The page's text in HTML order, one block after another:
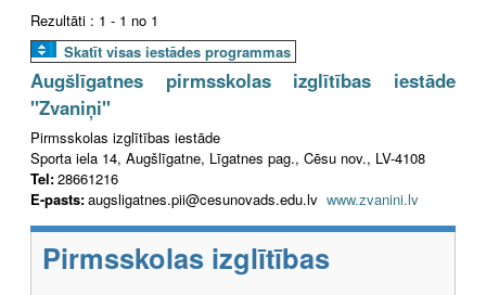
Rezultāti : 1 - 1 no 1
Skatīt visas iestādes programmas
Augšlīgatnes pirmsskolas izglītības iestāde
"Zvaniņi"
Pirmsskolas izglītības iestāde
Sporta iela 14, Augšlīgatne, Līgatnes pag., Cēsu nov., LV-4108
Tel:28661216
E-pasts:augsligatnes.pii@cesunovads.edu.lv www.zvanini.lv
Pirmsskolas izglītības